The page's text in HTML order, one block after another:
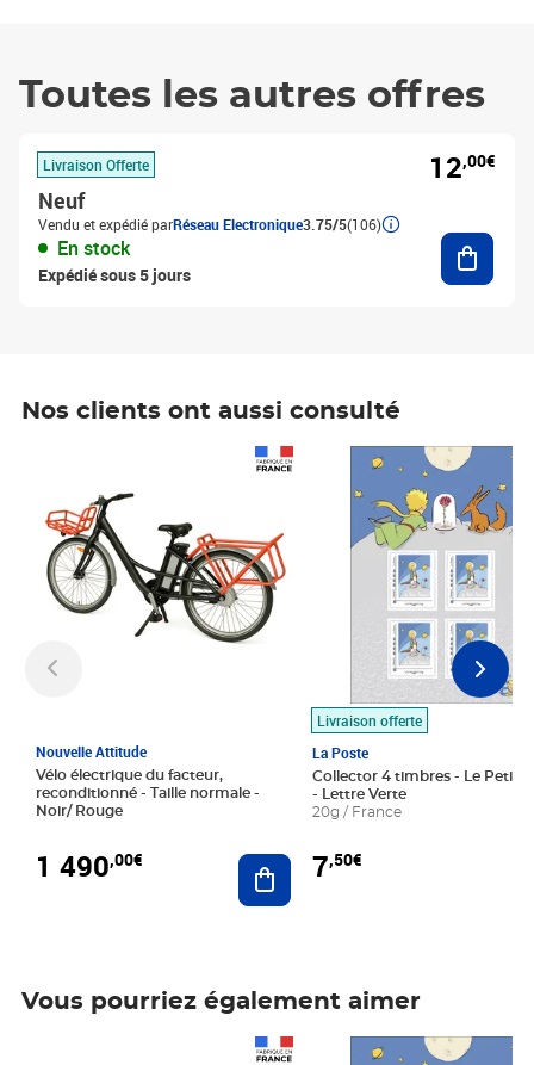
Toutes les autres offres
Livraison Offerte
Neuf
Vendu et expédié parRéseau Electronique3.75/5(106)
En stock
Expédié sous 5 jours
12,00€
Nos clients ont aussi consulté
Nouvelle Attitude
Vélo électrique du facteur,
reconditionné - Taille normale -
Noir/ Rouge
1 490,00€ Ajouter au panier
Livraison offerte
La Poste
Collector 4 timbres - Le Petit
- Lettre Verte
20g / France
7,50€
Prix 7,50€
Vous pourriez également aimer
Prix 7,50€